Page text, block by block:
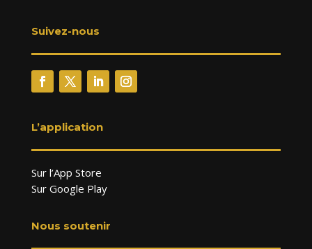
Suivez-nous
L’application
Sur l’App Store
Sur Google Play
Nous soutenir